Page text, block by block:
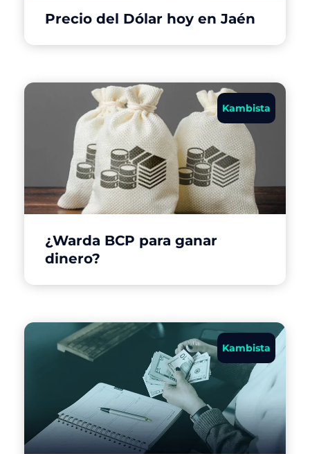
Precio del Dólar hoy en Jaén
Kambista
¿Warda BCP para ganar
dinero?
Kambista